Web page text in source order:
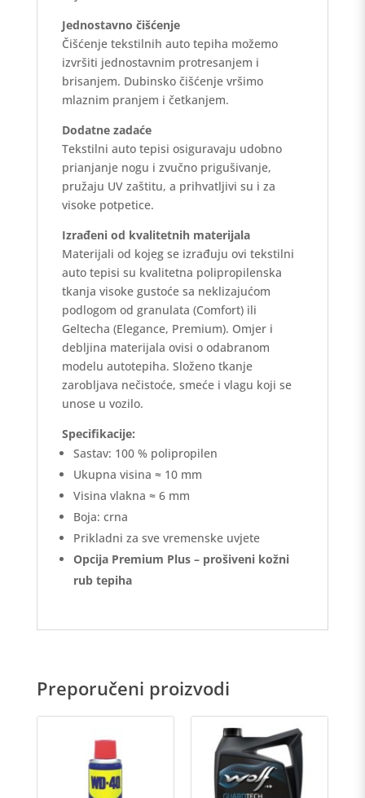
Jednostavno čišćenje
Čišćenje tekstilnih auto tepiha možemo
izvršiti jednostavnim protresanjem i
brisanjem. Dubinsko čišćenje vršimo
mlaznim pranjem i četkanjem.
Dodatne zadaće
Tekstilni auto tepisi osiguravaju udobno
prianjanje nogu i zvučno prigušivanje,
pružaju UV zaštitu, a prihvatljivi su i za
visoke potpetice.
Izrađeni od kvalitetnih materijala
Materijali od kojeg se izrađuju ovi tekstilni
auto tepisi su kvalitetna polipropilenska
tkanja visoke gustoće sa neklizajućom
podlogom od granulata (Comfort) ili
Geltecha (Elegance, Premium). Omjer i
debljina materijala ovisi o odabranom
modelu autotepiha. Složeno tkanje
zarobljava nečistoće, smeće i vlagu koji se
unose u vozilo.
Specifikacije:
Sastav: 100 % polipropilen
Ukupna visina ≈ 10 mm
Visina vlakna ≈ 6 mm
Boja: crna
Prikladni za sve vremenske uvjete
Opcija Premium Plus – prošiveni kožni
rub tepiha
Preporučeni proizvodi